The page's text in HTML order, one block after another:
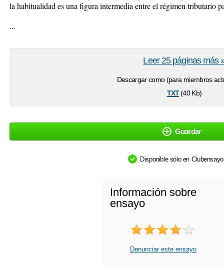
la habitualidad es una figura intermedia entre el régimen tributario
...
Descargar como (para miembros
txt(40 Kb)
Leer 25 páginas más
Guardar
Disponible sólo en
Información sobre
ensayo
Denunciar este ensayo